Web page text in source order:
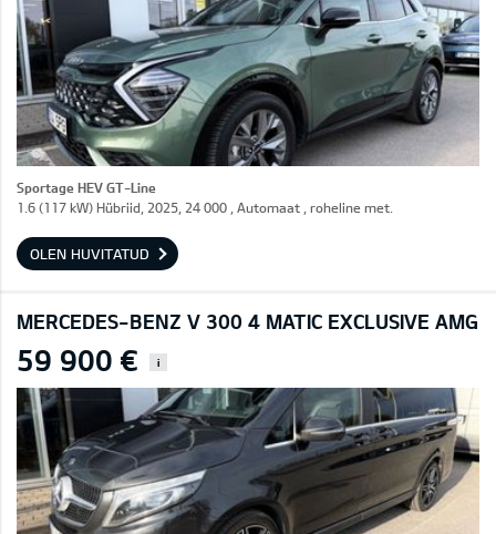
Sportage HEV GT-Line
1.6 (117 kW) Hübriid, 2025, 24 000 , Automaat , roheline met.
OLEN HUVITATUD
MERCEDES-BENZ V 300 4 MATIC EXCLUSIVE AMG
59 900 € i